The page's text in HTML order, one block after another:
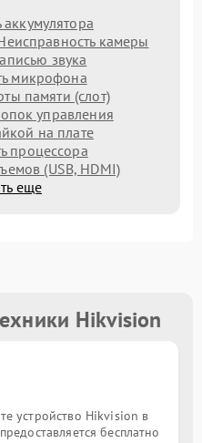
камеры
звука
микрофона
памяти (слот)
управления
на плате
процессора
(USB, HDMI)
еще
Hikvision
устройство Hikvision в
бесплатно